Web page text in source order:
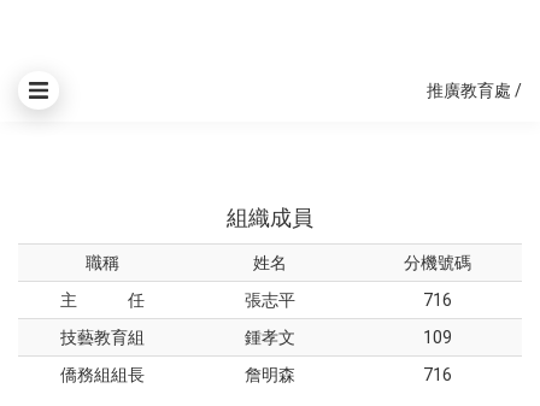
推廣教育處 /
組織成員
職稱 姓名
分機號碼
主 任
張志平
716
技藝教育組
鍾孝文
109
僑務組組長
詹明森 716